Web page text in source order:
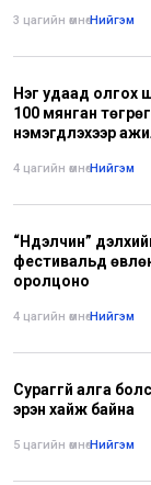
3 цагийн өмнө•Нийгэм
Нэг удаад олгох
100 мянган
нэмэгдүүлэхээр
4 цагийн өмнө•Нийгэм
“Нүүдэлчин”
фестивальд
оролцоно
4 цагийн өмнө•Нийгэм
Сураггүй алга
эрэн хайж байна
5 цагийн өмнө•Нийгэм